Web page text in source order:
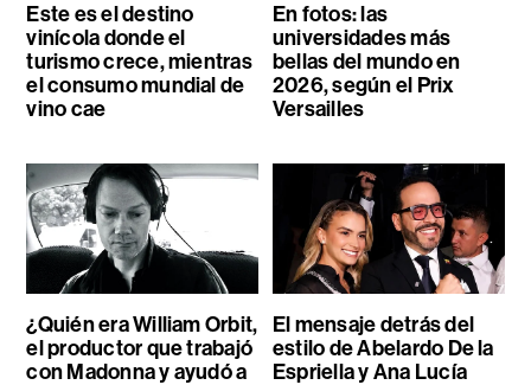
Este es el destino
vinícola donde el
turismo crece, mientras
el consumo mundial de
vino cae
En fotos: las
universidades más
bellas del mundo en
2026, según el Prix
Versailles
¿Quién era William Orbit,
el productor que trabajó
con Madonna y ayudó a
El mensaje detrás del
estilo de Abelardo De la
Espriella y Ana Lucía